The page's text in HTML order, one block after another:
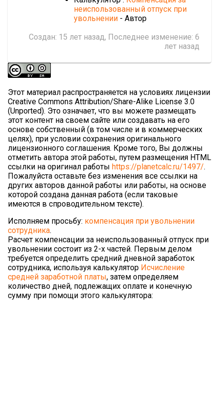
неиспользованный отпуск при
увольнении - Автор
Создан: 15 лет назад, Последнее изменение: 6
лет назад
Этот материал распространяется на условиях лицензии
Creative Commons Attribution/Share-Alike License 3.0
(Unported). Это означает, что вы можете размещать
этот контент на своем сайте или создавать на его
основе собственный (в том числе и в коммерческих
целях), при условии сохранения оригинального
лицензионного соглашения. Кроме того, Вы должны
отметить автора этой работы, путем размещения HTML
ссылки на оригинал работы https://planetcalc.ru/1497/.
Пожалуйста оставьте без изменения все ссылки на
других авторов данной работы или работы, на основе
которой создана данная работа (если таковые
имеются в спроводительном тексте).
Исполняем просьбу: компенсация при увольнении
сотрудника.
Расчет компенсации за неиспользованный отпуск при
увольнении состоит из 2-х частей. Первым делом
требуется определить средний дневной заработок
сотрудника, используя калькулятор Исчисление
средней заработной платы, затем определяем
количество дней, подлежащих оплате и конечную
сумму при помощи этого калькулятора: